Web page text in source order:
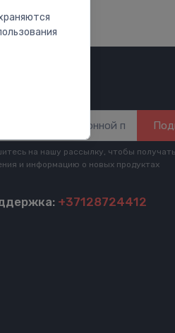
на нашу рассылку, чтобы
и информацию о новых продуктах
+37128724412